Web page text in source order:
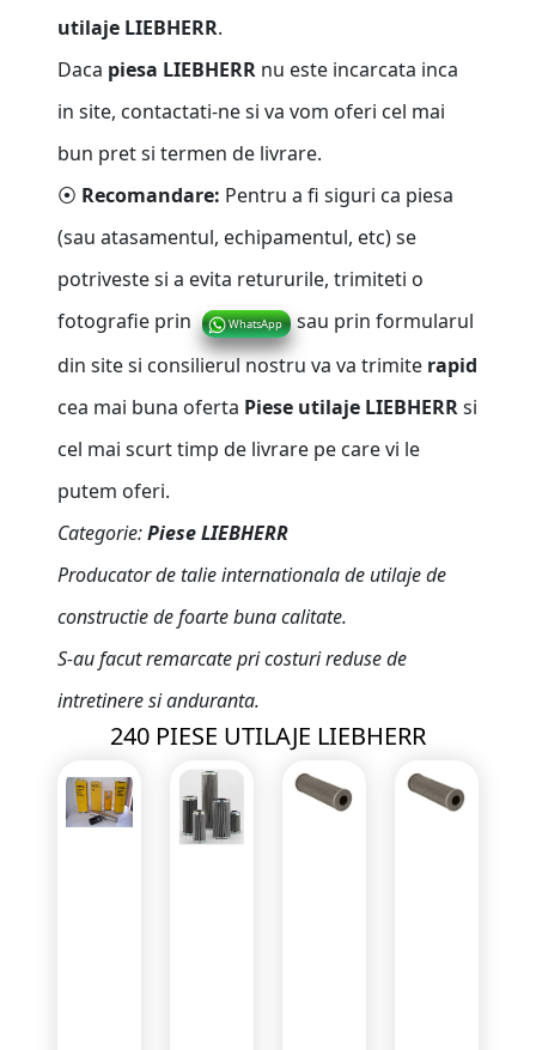
utilaje LIEBHERR.
Daca piesa LIEBHERR nu este incarcata inca
in site, contactati-ne si va vom oferi cel mai
bun pret si termen de livrare.
⦿ Recomandare: Pentru a fi siguri ca piesa
(sau atasamentul, echipamentul, etc) se
potriveste si a evita retururile, trimiteti o
fotografie prin
WhatsApp
sau prin formularul
din site si consilierul nostru va va trimite rapid
cea mai buna oferta Piese utilaje LIEBHERRsi
cel mai scurt timp de livrare pe care vi le
putem oferi.
Categorie:Piese LIEBHERR
Producator de talie internationala de utilaje de
constructie de foarte buna calitate.
S-au facut remarcate pri costuri reduse de
intretinere si anduranta.
240 PIESE UTILAJE LIEBHERR